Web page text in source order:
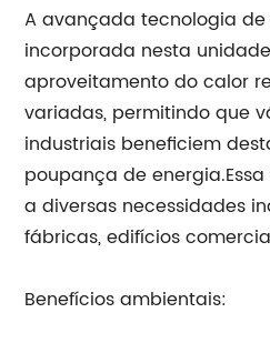
A avançada tecnologia
incorporada nesta
aproveitamento do calor
variadas, permitindo que
industriais beneficiem
poupança de
a diversas necessidades
fábricas, edifícios
Benefícios ambientais: